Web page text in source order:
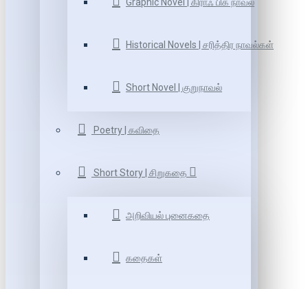
Historical Novels | சரித்திர நாவல்கள்
Short Novel | குறுநாவல்
Poetry | கவிதை
Short Story | சிறுகதை
அறிவியல் புனைகதை
கதைகள்